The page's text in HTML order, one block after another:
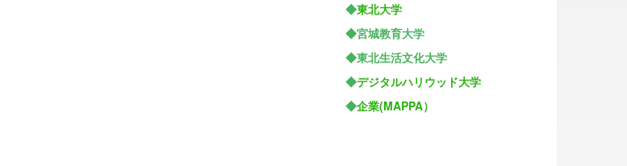
◆東北大学
◆宮城教育大学
◆東北生活文化大学
◆デジタルハリウッド大学
◆企業(MAPPA）